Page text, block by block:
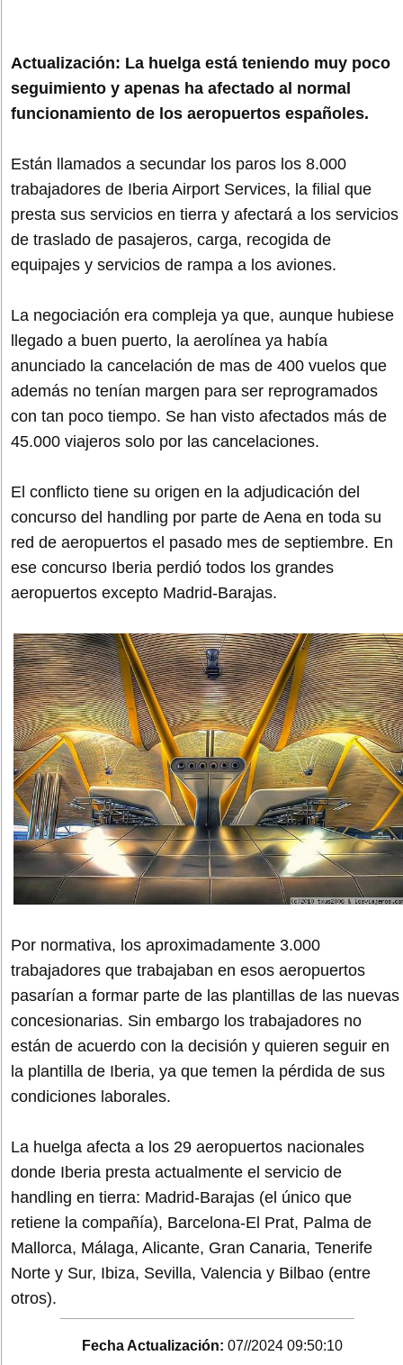
Actualización: La huelga está teniendo muy poco
seguimiento y apenas ha afectado al normal
funcionamiento de los aeropuertos españoles.
Están llamados a secundar los paros los 8.000
trabajadores de Iberia Airport Services, la filial que
presta sus servicios en tierra y afectará a los servicios
de traslado de pasajeros, carga, recogida de
equipajes y servicios de rampa a los aviones.
La negociación era compleja ya que, aunque hubiese
llegado a buen puerto, la aerolínea ya había
anunciado la cancelación de mas de 400 vuelos que
además no tenían margen para ser reprogramados
con tan poco tiempo. Se han visto afectados más de
45.000 viajeros solo por las cancelaciones.
El conflicto tiene su origen en la adjudicación del
concurso del handling por parte de Aena en toda su
red de aeropuertos el pasado mes de septiembre. En
ese concurso Iberia perdió todos los grandes
aeropuertos excepto Madrid-Barajas.
Por normativa, los aproximadamente 3.000
trabajadores que trabajaban en esos aeropuertos
pasarían a formar parte de las plantillas de las nuevas
concesionarias. Sin embargo los trabajadores no
están de acuerdo con la decisión y quieren seguir en
la plantilla de Iberia, ya que temen la pérdida de sus
condiciones laborales.
La huelga afecta a los 29 aeropuertos nacionales
donde Iberia presta actualmente el servicio de
handling en tierra: Madrid-Barajas (el único que
retiene la compañía), Barcelona-El Prat, Palma de
Mallorca, Málaga, Alicante, Gran Canaria, Tenerife
Norte y Sur, Ibiza, Sevilla, Valencia y Bilbao (entre
otros).
Fecha Actualización: 07//2024 09:50:10